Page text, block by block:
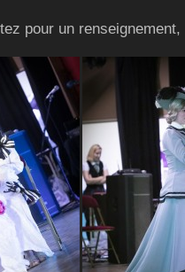
pour un